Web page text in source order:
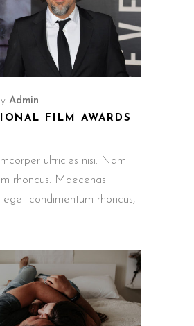
Admin
FILM AWARDS
ultricies nisi. Nam
rhoncus. Maecenas
eget condimentum rhoncus,